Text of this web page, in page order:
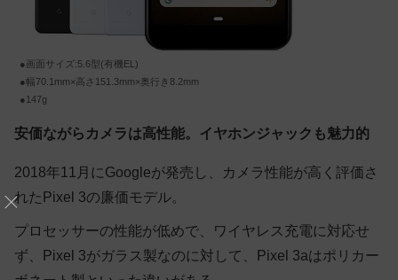
●画面サイズ:5.6型(有機EL)
●幅70.1mm×高さ151.3mm×奥行き8.2mm
●147g
安価ながらカメラは高性能。イヤホンジャックも魅力的
2018年11月にGoogleが発売し、カメラ性能が高く評価さ
れたPixel 3の廉価モデル。
プロセッサーの性能が低めで、ワイヤレス充電に対応せ
ず、Pixel 3がガラス製なのに対して、Pixel 3aはポリカー